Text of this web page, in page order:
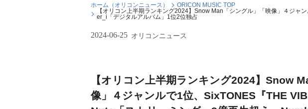
ホーム（オリコンニュース）
ORICON MUSIC TOP
【オリコン上半期ランキング2024】Snow Man「シングル」「映像」４ジ
er_i「デジタルアルバム」1位2位独占
2024-06-25 オリコンニュース
【オリコン上半期ランキング2024】Snow
像」４ジャンルで1位、SixTONES『THE